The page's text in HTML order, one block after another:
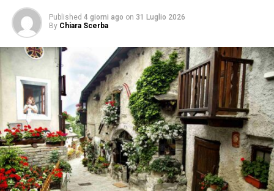
Published 4 giorni ago on 31 Luglio 2026
By Chiara Scerba